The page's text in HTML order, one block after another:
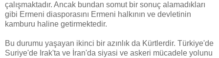
çalışmaktadır. Ancak bundan somut bir sonuç alamadıkları
gibi Ermeni diasporasını Ermeni halkının ve devletinin
kamburu haline getirmektedir.
Bu durumu yaşayan ikinci bir azınlık da Kürtlerdir. Türkiye'de
Suriye'de Irak'ta ve İran'da siyasi ve askeri mücadele yolunu